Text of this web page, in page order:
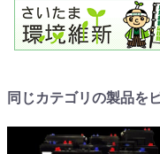
同じカテゴリの製品を